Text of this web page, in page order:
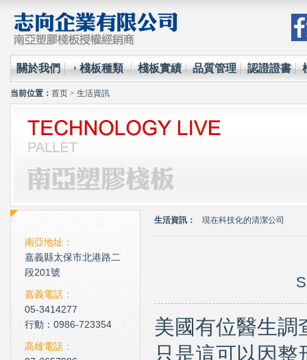
關於我們 棧板種類 棧板實績 品質管理 認證證書
当前位置： 首页 > 生活資訊
南亞地址：
嘉義縣太保市北港路二
段201號
嘉義電話：
05-3414277
行動：0986-723354
高雄電話：
生活資訊：
現在科技化的清潔公司
雲南臘肉的醃製介紹
台塑王永慶的傳奇一生與典
雲南臘肉的醃製介紹
心肌梗塞拍打手肘傳言是假
美國有位醫生調
只是這可以因整